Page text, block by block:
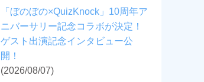
「ぼのぼの×QuizKnock」10周年ア
ニバーサリー記念コラボが決定！
ゲスト出演記念インタビュー公
開！
(2026/08/07)